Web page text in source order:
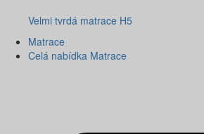
Velmi tvrdá matrace H5
Matrace
Celá nabídka Matrace